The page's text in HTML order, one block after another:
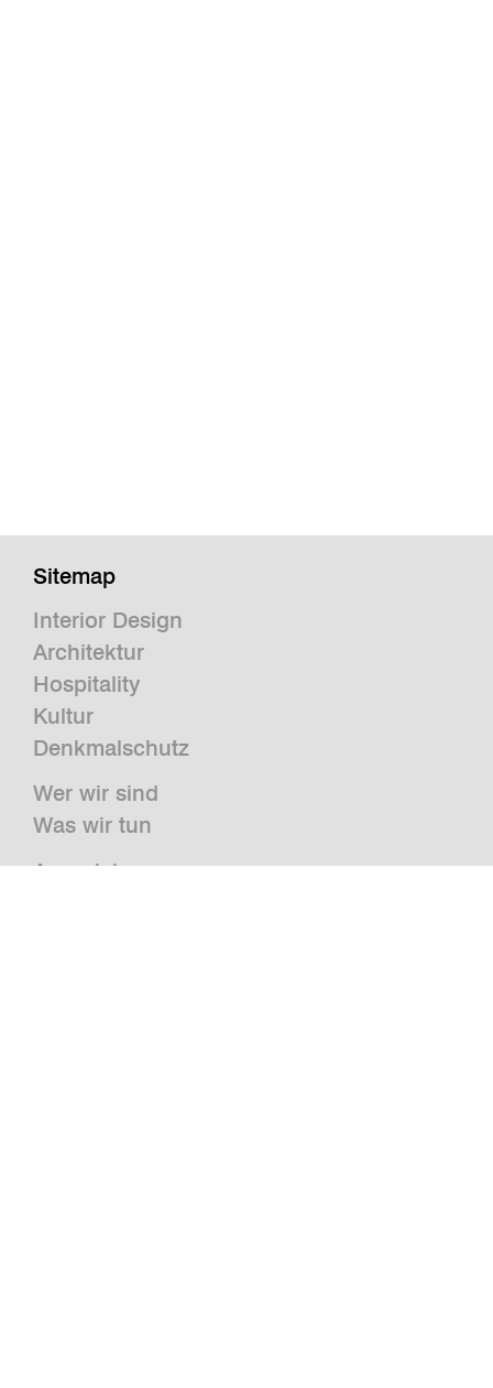
Sitemap
Interior Design
Architektur
Hospitality
Kultur
Denkmalschutz
Wer wir sind
Was wir tun
Auszeichnungen